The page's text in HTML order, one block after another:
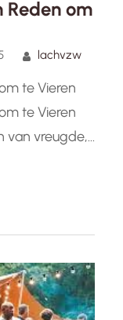
Reden om
lachvzw
te Vieren
te Vieren
van vreugde,
nu gaat om
festival,